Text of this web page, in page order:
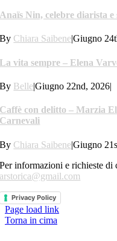
Anaïs Nin, celebre diarista
By Chiara Saibene|Giugno
La vita sempre – Elena
By Belle|Giugno 22nd, 2026|
Caffè con delitto – Marzia
Carnevali
By Chiara Saibene|Giugno
Per informazioni e richieste
arstorica@gmail.com
Privacy Policy
Page load link
Torna in cima